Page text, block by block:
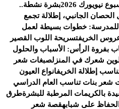
2026
بشرة نشطة..
الحصان الجانبي، إطلالة تجمع
للمدرسة: خطوات بسيطة لعمل
الخريفتسريحة اللوب القصير
بفروة الرأس: الأسباب والحلول
شعرك في المنزلصبغات شعر
إطلالة الخريفانواع العيون
شعر بنات تناسب العام الدراسي
بالكريمات المرطبة للبشرةطرق
على شبابهقصة شعر